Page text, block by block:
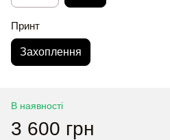
Принт
Захоплення
В наявності
3 600 грн